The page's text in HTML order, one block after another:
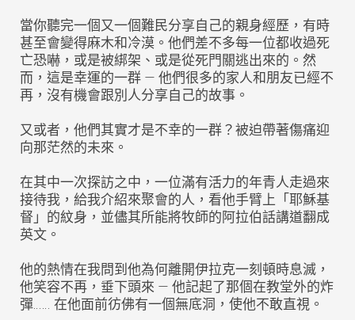
當你聽完一個又一個難民分享自己的親身經歷，有時
甚至會變得麻木和冷漠。他們差不多每一位都收過死
亡恐嚇，或是被綁架、或是從死門關逃出來的。然
而，這是幸運的一群 — 他們很多的家人和朋友已經不
再，沒有機會跟別人分享自己的故事。
又或者，他們其實才是不幸的一群？被迫帶著傷痛迎
向那茫然的未來。
在其中一次探訪之中，一位滿有活力的年青人走過來
接待我，給我介紹來聚會的人，看他手臂上「耶穌基
督」的紋身，並儘其所能將牧師的阿拉伯話講道翻成
英文。
他的熱情在我問到他為何離開伊拉克一刻頓時息滅，
他笑容不再，垂下頭來 — 他記起了那個在教堂外的炸
彈…… 在他面前彷佛有一個無底洞，使他不敢直視。